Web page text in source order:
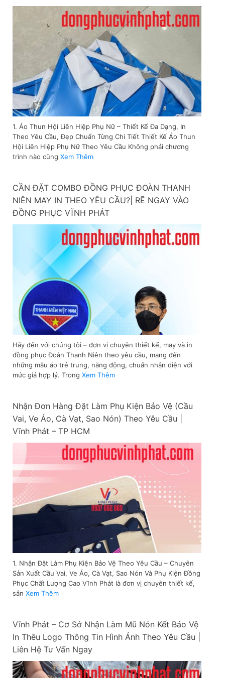
1. Áo Thun Hội Liên Hiệp Phụ Nữ – Thiết Kế Đa Dạng, In
Theo Yêu Cầu, Đẹp Chuẩn Từng Chi Tiết Thiết Kế Áo Thun
Hội Liên Hiệp Phụ Nữ Theo Yêu Cầu Không phải chương
trình nào cũng Xem Thêm
CẦN ĐẶT COMBO ĐỒNG PHỤC ĐOÀN THANH
NIÊN MAY IN THEO YÊU CẦU?| RẼ NGAY VÀO
ĐỒNG PHỤC VĨNH PHÁT
Hãy đến với chúng tôi – đơn vị chuyên thiết kế, may và in
đồng phục Đoàn Thanh Niên theo yêu cầu, mang đến
những mẫu áo trẻ trung, năng động, chuẩn nhận diện với
mức giá hợp lý. Trong Xem Thêm
Nhận Đơn Hàng Đặt Làm Phụ Kiện Bảo Vệ (Cầu
Vai, Ve Áo, Cà Vạt, Sao Nón) Theo Yêu Cầu |
Vĩnh Phát – TP HCM
1. Nhận Đặt Làm Phụ Kiện Bảo Vệ Theo Yêu Cầu – Chuyên
Sản Xuất Cầu Vai, Ve Áo, Cà Vạt, Sao Nón Và Phụ Kiện Đồng
Phục Chất Lượng Cao Vĩnh Phát là đơn vị chuyên thiết kế,
sản Xem Thêm
Vĩnh Phát – Cơ Sở Nhận Làm Mũ Nón Kết Bảo Vệ
In Thêu Logo Thông Tin Hình Ảnh Theo Yêu Cầu |
Liên Hệ Tư Vấn Ngay